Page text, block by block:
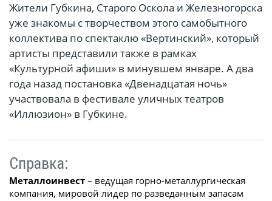
Жители Губкина, Старого Оскола и Железногорска
уже знакомы с творчеством этого самобытного
коллектива по спектаклю «Вертинский», который
артисты представили также в рамках
«Культурной афиши» в минувшем январе. А два
года назад постановка «Двенадцатая ночь»
участвовала в фестивале уличных театров
«Иллюзион» в Губкине.
Справка:
Металлоинвест – ведущая горно-металлургическая
компания, мировой лидер по разведанным запасам